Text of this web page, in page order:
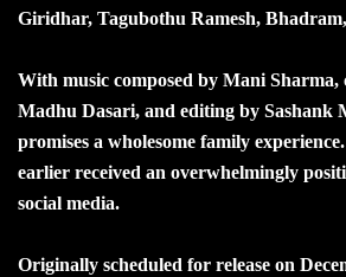
Giridhar, Tagubothu Ramesh,
With music composed by Mani
Madhu Dasari, and editing by Sashank
promises a wholesome family
earlier received an overwhelmingly
social media.
Originally scheduled for release on